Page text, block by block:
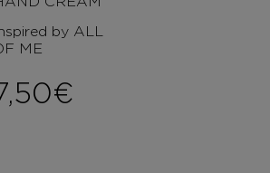
through
by ALL
ME
€